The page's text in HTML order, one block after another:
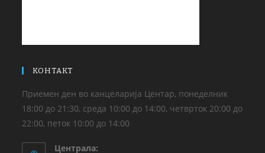
КОНТАКТ
Приемен ден во канцеларија Центар, понеделник
18:00 до 21:30, среда 10:00 до 14:00, четврток 20:00 до
22:00, петок 10:00 до 14:00
Централа: